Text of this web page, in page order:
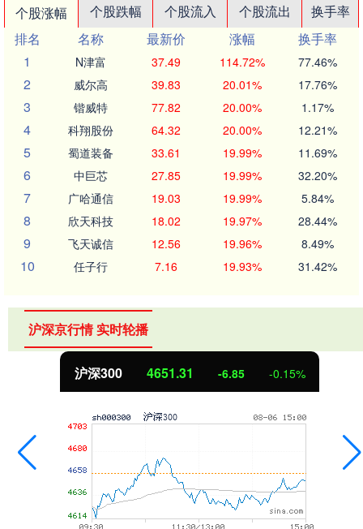
个股涨幅 个股跌幅 个股流入 个股流出
换手率
排名
名称 最新价 涨幅
换手率
1
N津富 37.49 114.72% 77.46%
2 威尔高 39.83 20.01% 17.76%
3 锴威特 77.82 20.00% 1.17%
4 科翔股份 64.32 20.00% 12.21%
5 蜀道装备 33.61 19.99% 11.69%
6 中巨芯 27.85 19.99% 32.20%
7 广哈通信 19.03 19.99% 5.84%
8 欣天科技 18.02 19.97% 28.44%
9 飞天诚信 12.56 19.96% 8.49%
10 任子行 7.16 19.93% 31.42%
沪深京行情 实时轮播
沪深300 4651.31 -6.85 -0.15%